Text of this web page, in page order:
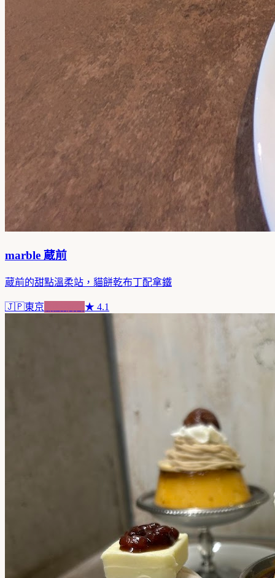
marble 蔵前
蔵前的甜點溫柔站，貓餅乾布丁配拿鐵
🇯🇵東京 ★ 4.1